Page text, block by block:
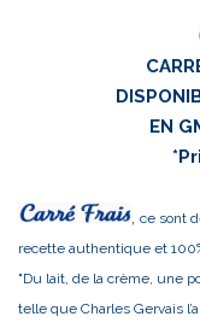
EN
ce sont
recette authentique et
"Du lait, de la crème, une
telle que Charles Gervais